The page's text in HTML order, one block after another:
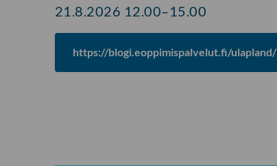
21.8.2026 12.00–15.00
https://blogi.eoppimispalvelut.fi/ulapland/